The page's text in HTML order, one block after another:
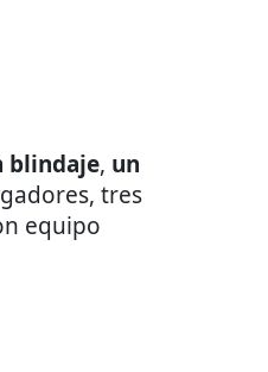
blindaje, un
tres
equipo